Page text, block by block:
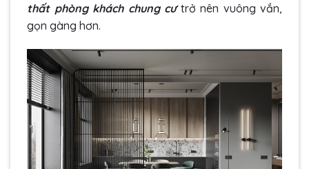
thất phòng khách chung cưtrở nên vuông vắn,
gọn gàng hơn.